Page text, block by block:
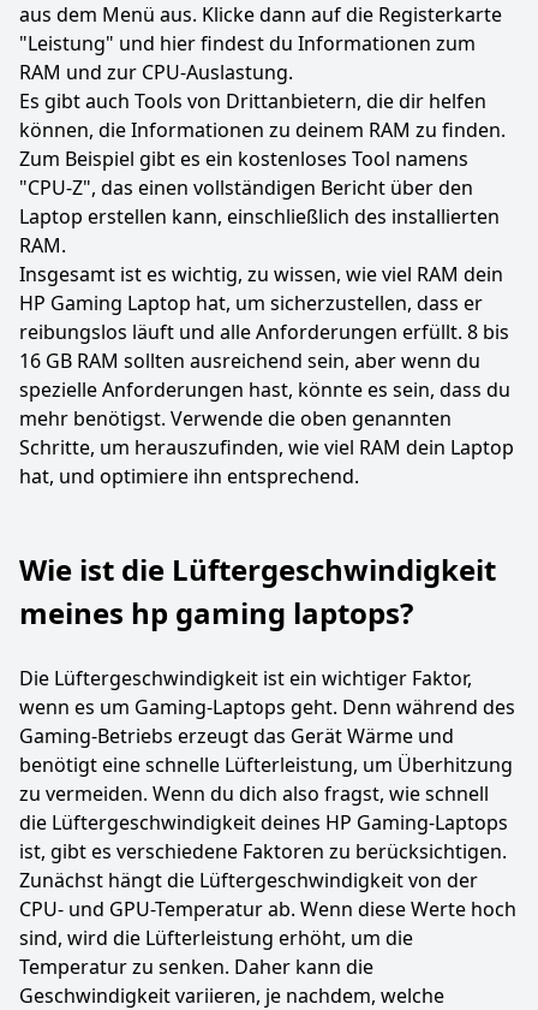
aus dem Menü aus. Klicke dann auf die Registerkarte
"Leistung" und hier findest du Informationen zum
RAM und zur CPU-Auslastung.
Es gibt auch Tools von Drittanbietern, die dir helfen
können, die Informationen zu deinem RAM zu finden.
Zum Beispiel gibt es ein kostenloses Tool namens
"CPU-Z", das einen vollständigen Bericht über den
Laptop erstellen kann, einschließlich des installierten
RAM.
Insgesamt ist es wichtig, zu wissen, wie viel RAM dein
HP Gaming Laptop hat, um sicherzustellen, dass er
reibungslos läuft und alle Anforderungen erfüllt. 8 bis
16 GB RAM sollten ausreichend sein, aber wenn du
spezielle Anforderungen hast, könnte es sein, dass du
mehr benötigst. Verwende die oben genannten
Schritte, um herauszufinden, wie viel RAM dein Laptop
hat, und optimiere ihn entsprechend.
Wie ist die Lüftergeschwindigkeit
meines hp gaming laptops?
Die Lüftergeschwindigkeit ist ein wichtiger Faktor,
wenn es um Gaming-Laptops geht. Denn während des
Gaming-Betriebs erzeugt das Gerät Wärme und
benötigt eine schnelle Lüfterleistung, um Überhitzung
zu vermeiden. Wenn du dich also fragst, wie schnell
die Lüftergeschwindigkeit deines HP Gaming-Laptops
ist, gibt es verschiedene Faktoren zu berücksichtigen.
Zunächst hängt die Lüftergeschwindigkeit von der
CPU- und GPU-Temperatur ab. Wenn diese Werte hoch
sind, wird die Lüfterleistung erhöht, um die
Temperatur zu senken. Daher kann die
Geschwindigkeit variieren, je nachdem, welche